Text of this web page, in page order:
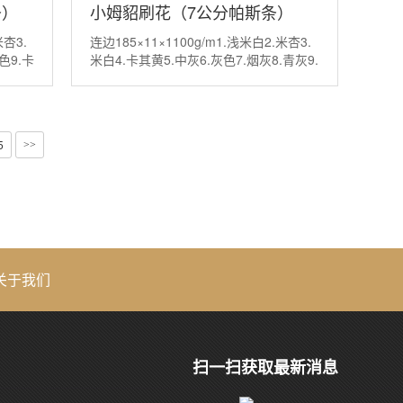
3.
9.卡
小姆貂刷花（7公分帕斯条）
连边185×11×1100g/m1.浅米白2.米杏3.
米白4.卡其黄5.中灰6.灰色7.烟灰8.青灰9.
>>
于我们
扫一扫获取最新消息